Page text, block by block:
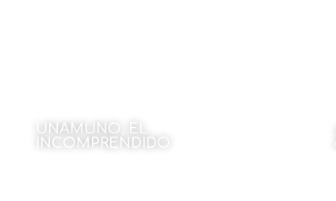
UNAMUNO, EL
INCOMPRENDIDO